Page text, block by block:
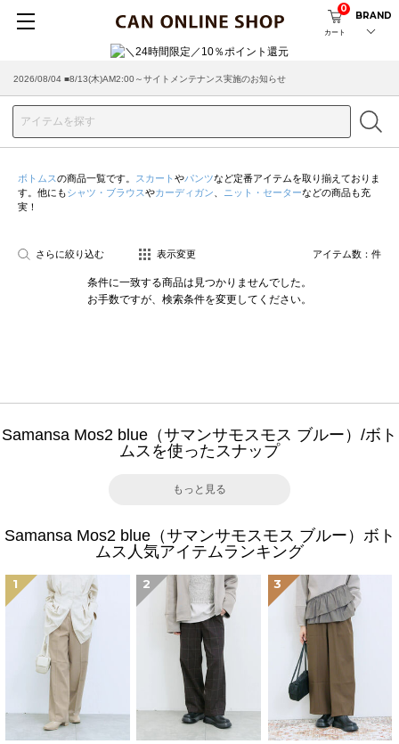
カート
0
BRAND
2026/08/04 ■8/13(木)AM2:00～サイトメンテナンス実施のお知らせ
ボトムスの商品一覧です。 スカート やパンツなど定番アイテムを取り揃えておりま
す。他にもシャツ・ブラウスやカーディガン ニット・セーターなどの商品も充
実！
さらに絞り込む 表示変更 アイテム数： 件
条件に一致する商品は見つかりませんでした。
お手数ですが、検索条件を変更してください。
Samansa Mos2 blue（サマンサモスモス ブルー）/ボト
ムスを使ったスナップ
もっと見る
Samansa Mos2 blue（サマンサモスモス ブルー）ボト
ムス人気アイテムランキング
1 2 3